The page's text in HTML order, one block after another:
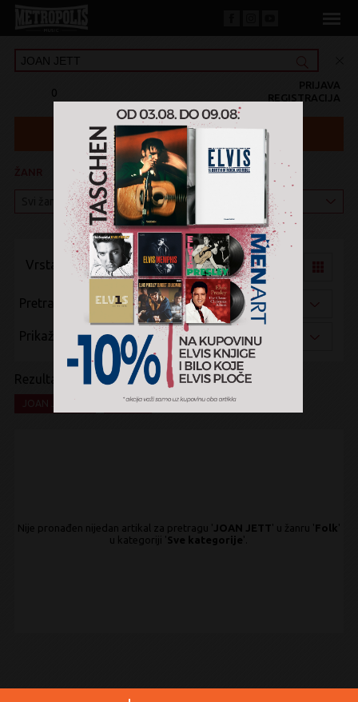
0 REGISTRACIJA
PRIJAVA
KATEGORIJA
Vrsta pregleda:
Pretraži po:
Prikaži po:
Rezultati pretrage:
Folk x
Nije pronađen nijedan artikal za pretragu ' JOAN JETT' u žanru 'Folk '
u kategoriji 'Sve kategorije'.